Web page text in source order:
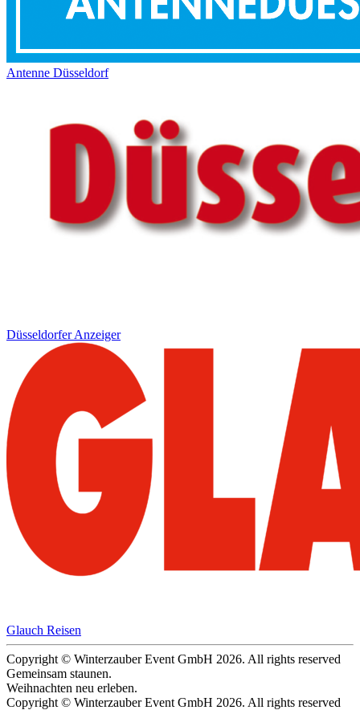
Antenne Düsseldorf
Düsseldorfer Anzeiger
Glauch Reisen
Copyright © Winterzauber Event GmbH 2026. All rights reserved
Gemeinsam staunen.
Weihnachten neu erleben.
Copyright © Winterzauber Event GmbH 2026. All rights reserved